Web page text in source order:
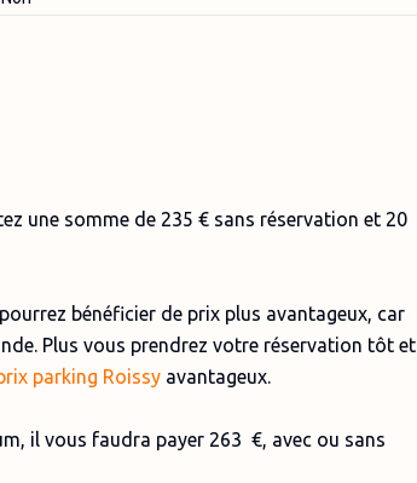
une somme de 235 € sans réservation et 20
bénéficier de prix plus avantageux, car
Plus vous prendrez votre réservation tôt et
parking Roissy avantageux.
il vous faudra payer 263 €, avec ou sans